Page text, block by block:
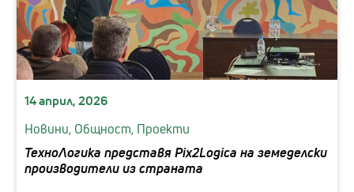
14 април, 2026
Новини, Общност, Проекти
ТехноЛогика представя Pix2Logica на земеделски
производители из страната